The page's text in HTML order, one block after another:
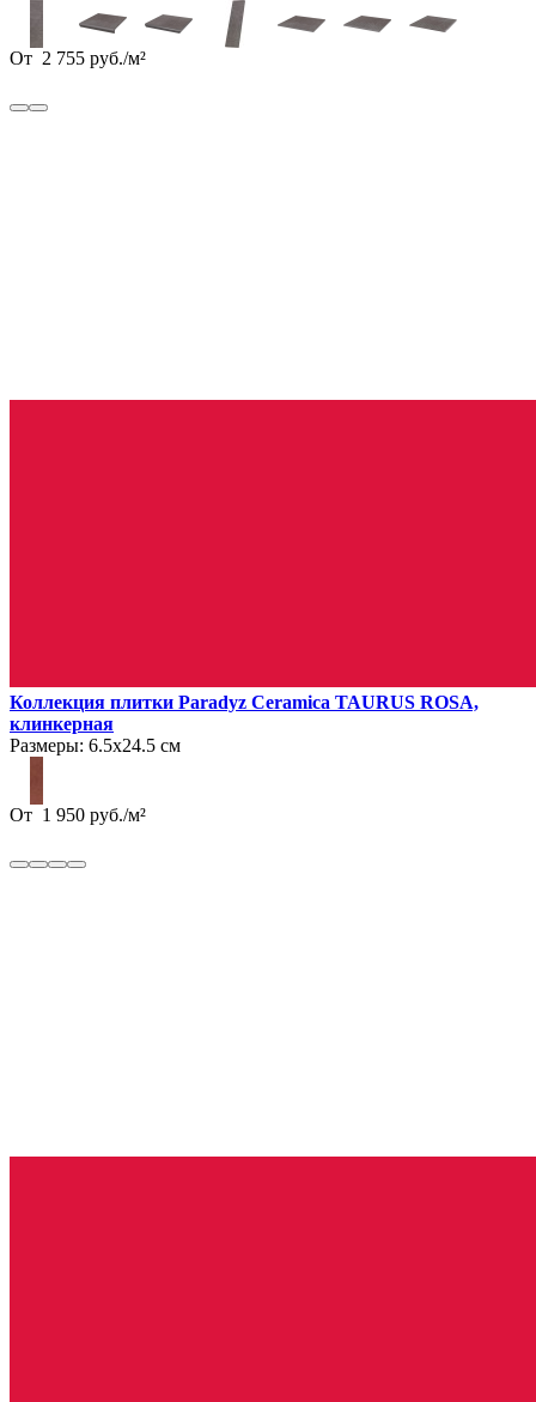
От 2 755 руб./м²
Коллекция плитки Paradyz Ceramica TAURUS ROSA,
клинкерная
Размеры: 6.5х24.5 см
От 1 950 руб./м²